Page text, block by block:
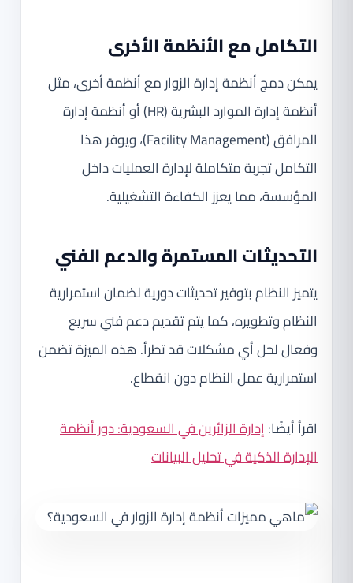
التكامل مع الأنظمة الأخرى
يمكن دمج أنظمة إدارة الزوار مع أنظمة أخرى، مثل
أنظمة إدارة الموارد البشرية (HR) أو أنظمة إدارة
المرافق (Facility Management)، ويوفر هذا
التكامل تجربة متكاملة لإدارة العمليات داخل
المؤسسة، مما يعزز الكفاءة التشغيلية.
التحديثات المستمرة والدعم الفني
يتميز النظام بتوفير تحديثات دورية لضمان استمرارية
النظام وتطويره، كما يتم تقديم دعم فني سريع
وفعال لحل أي مشكلات قد تطرأ. هذه الميزة تضمن
استمرارية عمل النظام دون انقطاع.
اقرأ أيضًا:إدارة الزائرين في السعودية: دور أنظمة
الإدارة الذكية في تحليل البيانات